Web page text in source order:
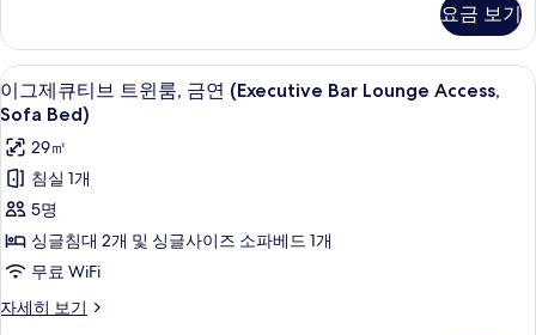
금
연
(Executive
Bar
Lounge
Access)
사
진
모
두
티
브
트
윈
금
연
(Executive
Bar
Lounge
자
세
히
요금 보기
이
그
제
큐
티
브
트
윈
11
이그제큐티브 트윈룸, 금연 (Executive Bar Lounge Access,
Sofa Bed)
29㎡
침실 1개
5명
싱글침대 2개 및 싱글사이즈 소파베드 1개
무료 WiFi
자세히 보기
이